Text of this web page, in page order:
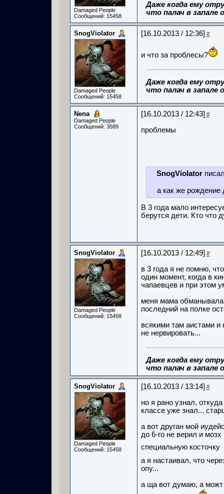
Damaged People
Сообщений: 15458
Даже когда ему
что палач в запале
SnogViolator
Damaged People
Сообщений: 15458
[16.10.2013 / 12:36] #
и что за проблесы?
Даже когда ему
что палач в запале
Nena
Damaged People
Сообщений: 3589
[16.10.2013 / 12:43] #
проблемы
SnogViolator
а как же рождение
В 3 года мало
берутся дети. Кто что
SnogViolator
Damaged People
Сообщений: 15458
[16.10.2013 / 12:49] #
в 3 года я не помню,
один момент, когда в
чапаевцев и при этом
меня мама обманывала,
последний на полке
всякими там аистами
не нервировать...
Даже когда ему
что палач в запале
SnogViolator
Damaged People
Сообщений: 15458
[16.10.2013 / 13:14] #
но я рано узнал,
классе уже знал...
а вот друган мой
до 6-го не верил и
специальную косточку
а я настаивал, что
опу...
а ща вот думаю, а